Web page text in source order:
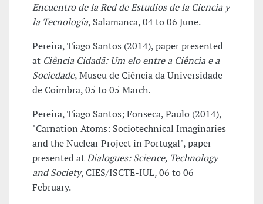
Encuentro de la Red de Estudios de la Ciencia y
la Tecnología, Salamanca, 04 to 06 June.
Pereira, Tiago Santos (2014), paper presented
at Ciência Cidadã: Um elo entre a Ciência e a
Sociedade, Museu de Ciência da Universidade
de Coimbra, 05 to 05 March.
Pereira, Tiago Santos; Fonseca, Paulo (2014),
"Carnation Atoms: Sociotechnical Imaginaries
and the Nuclear Project in Portugal", paper
presented atDialogues: Science, Technology
and Society, CIES/ISCTE-IUL, 06 to 06
February.